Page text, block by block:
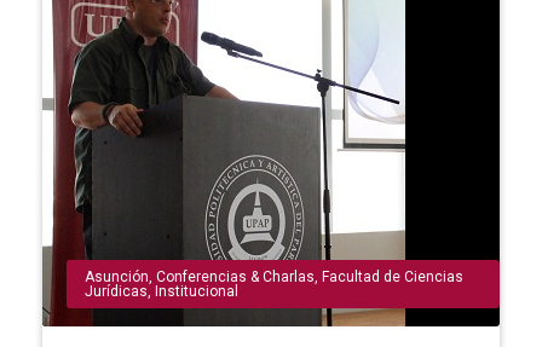
Asunción, Conferencias & Charlas, Facultad de Ciencias
Jurídicas, Institucional